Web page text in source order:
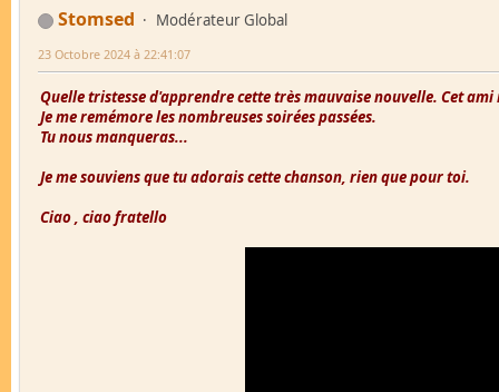
Stomsed Modérateur Global
23 Octobre 2024 à 22:41:07
Quelle tristesse d'apprendre cette très mauvaise nouvelle. Cet
Je me remémore les nombreuses soirées passées.
Tu nous manqueras...
Je me souviens que tu adorais cette chanson, rien que pour toi.
Ciao , ciao fratello